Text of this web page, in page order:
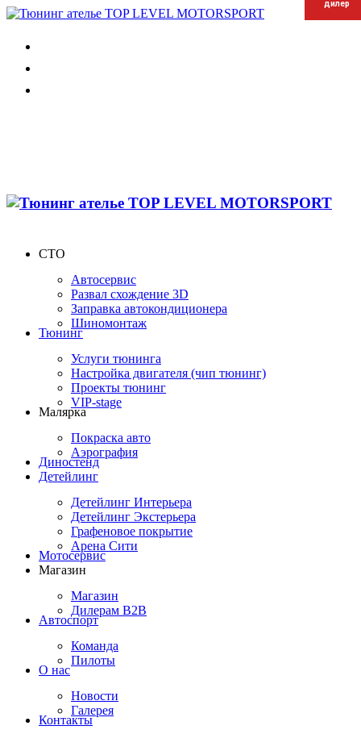
СТО
Автосервис
Развал схождение 3D
Заправка автокондиционера
Шиномонтаж
Тюнинг
Услуги тюнинга
Настройка двигателя (чип тюнинг)
Проекты тюнинг
VIP-stage
Малярка
Покраска авто
Аэрография
Диностенд
Детейлинг
Детейлинг Интерьера
Детейлинг Экстерьера
Графеновое покрытие
Арена Сити
Мотосервис
Магазин
Магазин
Дилерам B2B
Автоспорт
Команда
Пилоты
О нас
Новости
Галерея
Контакты
дилер
дилер
дилер